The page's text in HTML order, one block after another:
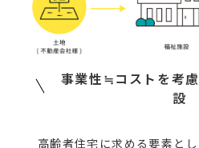
事業性≒コストを考
設
高齢者住宅に求める要素と